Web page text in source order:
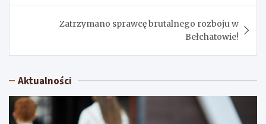
Zatrzymano sprawcę brutalnego rozboju w
Bełchatowie!
Aktualności